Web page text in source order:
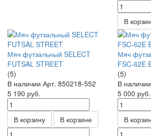
В
Мяч футзальный SELECT
FUTSAL STREET
(5)
В наличии Арт. 850218-552
5 190 руб.
В корзину В корзине
Мяч
FSC-62E
(5)
В наличии
5 000 руб.
В